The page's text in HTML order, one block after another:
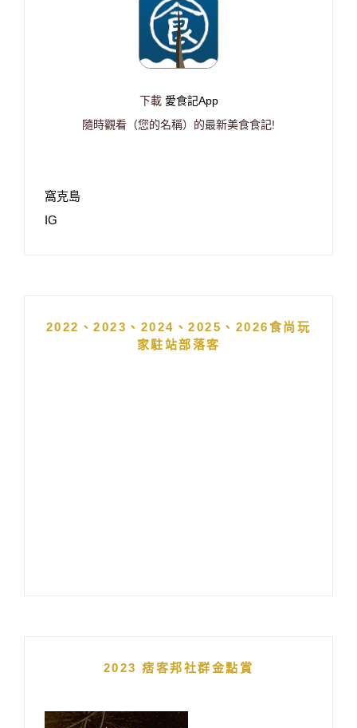
下載 愛食記App
隨時觀看（您的名稱）的最新美食食記!
窩克島
IG
2022、2023、2024、2025、2026食尚玩
家駐站部落客
2023 痞客邦社群金點賞